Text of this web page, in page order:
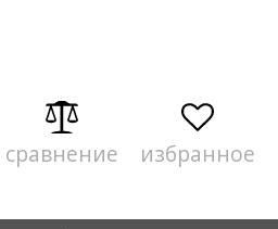
сравнение избранное